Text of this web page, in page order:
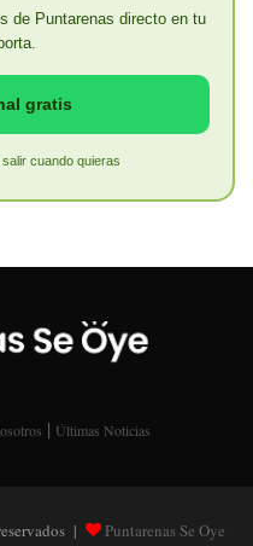
de Puntarenas directo en tu
gratis
cuando quieras
| Últimas Noticias
| Puntarenas Se Oye